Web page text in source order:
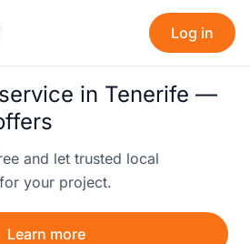
Log in
in Tenerife —
and let trusted local
your project.
Learn more